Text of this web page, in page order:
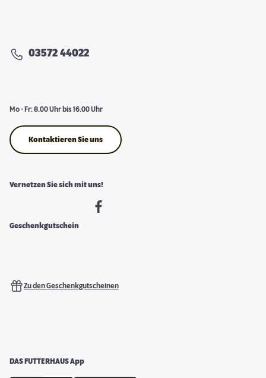
03572 44022
Mo - Fr: 8.00 Uhr bis 16.00 Uhr
Kontaktieren Sie uns
Vernetzen Sie sich mit uns!
Geschenkgutschein
Zu den Geschenkgutscheinen
DAS FUTTERHAUS App